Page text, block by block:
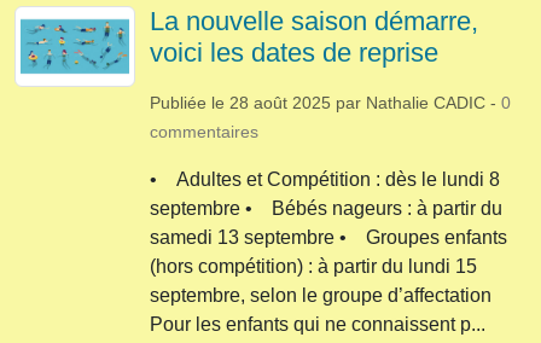
La nouvelle saison démarre,
voici les dates de reprise
Publiée le 28 août 2025 par Nathalie CADIC - 0
commentaires
• Adultes et Compétition : dès le lundi 8
septembre • Bébés nageurs : à partir du
samedi 13 septembre • Groupes enfants
(hors compétition) : à partir du lundi 15
septembre, selon le groupe d’affectation
Pour les enfants qui ne connaissent p...